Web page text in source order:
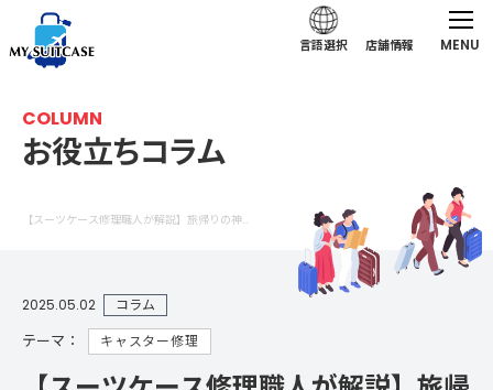
店舗情報
言語選択 MENU
【スーツケース修理職人が解説】旅帰りの神テク 〜キャスター汚れ編〜について解説｜スーツケース修理コラム
COLUMN
お役立ちコラム
2025.05.02 コラム
テーマ： キャスター修理